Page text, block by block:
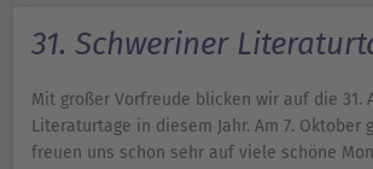
31. Schweriner
Mit großer Vorfreude blicken wir auf die 31.
Literaturtage in diesem Jahr. Am 7. Oktober
freuen uns schon sehr auf viele schöne